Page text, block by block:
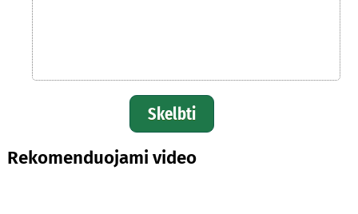
Skelbti
Rekomenduojami video